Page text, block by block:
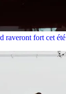
raveront fort cet été